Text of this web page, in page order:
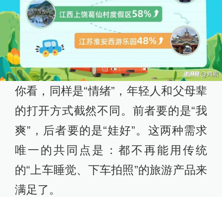
你看，同样是“情绪”，年轻人和父母辈
的打开方式截然不同。前者要的是“我
爽”，后者要的是“娃好”。这两种需求
唯一的共同点是：都不再能用传统
的“上车睡觉、下车拍照”的旅游产品来
满足了。